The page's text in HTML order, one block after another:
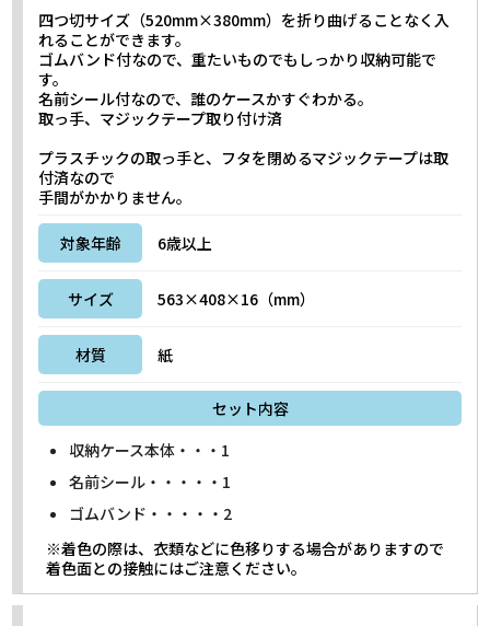
四つ切サイズ（520mm×380mm）を折り曲げることなく入
れることができます。
ゴムバンド付なので、重たいものでもしっかり収納可能で
す。
名前シール付なので、誰のケースかすぐわかる。
取っ手、マジックテープ取り付け済
プラスチックの取っ手と、フタを閉めるマジックテープは取
付済なので
手間がかかりません。
対象年齢 6歳以上
サイズ 563×408×16（mm）
材質 紙
セット内容
収納ケース本体・・・1
名前シール・・・・・1
ゴムバンド・・・・・2
※着色の際は、衣類などに色移りする場合がありますので
着色面との接触にはご注意ください。